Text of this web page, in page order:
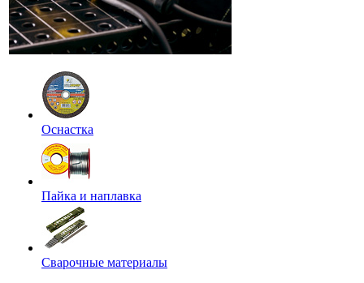
Оснастка
Пайка и наплавка
Сварочные материалы